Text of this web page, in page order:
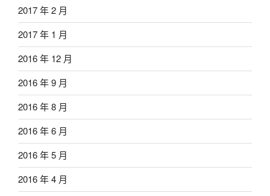
2017 年 2 月
2017 年 1 月
2016 年 12 月
2016 年 9 月
2016 年 8 月
2016 年 6 月
2016 年 5 月
2016 年 4 月